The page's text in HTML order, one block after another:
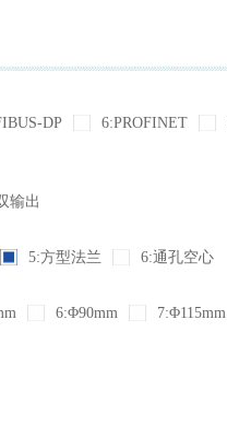
DP 6:PROFINET
输出
5:方型法兰 6:通孔空心
6:Φ90mm 7:Φ115mm